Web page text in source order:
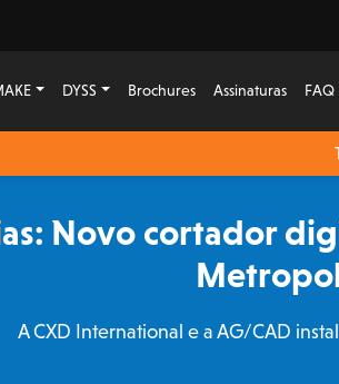
DYSS Brochures Assinaturas FAQ
Novo cortador
A CXD International e a AG/CAD